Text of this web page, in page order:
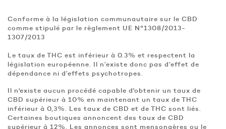
Conforme à la législation communautaire sur le CBD
comme stipulé par le règlement UE N°1308/2013-
1307/2013
Le taux de THC est inférieur à 0.3% et respectent la
législation européenne. Il n’existe donc pas d’effet de
dépendance ni d’effets psychotropes.
Il n'existe aucun procédé capable d'obtenir un taux de
CBD supérieur à 10% en maintenant un taux de THC
inférieur à 0,3%. Les taux de CBD et de THC sont liés.
Certaines boutiques annoncent des taux de CBD
supérieur à 12%. Les annonces sont mensongères ou le